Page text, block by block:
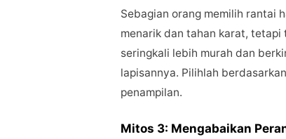
Sebagian orang memilih rantai
menarik dan tahan karat, tetapi
seringkali lebih murah dan
lapisannya. Pilihlah
penampilan.
Mitos 3: Mengabaikan